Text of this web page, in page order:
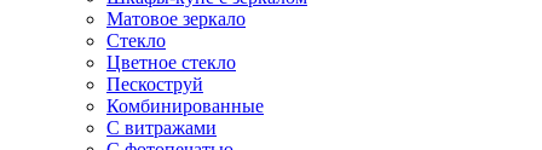
Матовое зеркало
Стекло
Цветное стекло
Пескоструй
Комбинированные
С витражами